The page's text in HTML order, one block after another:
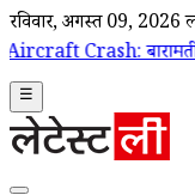
रविवार, अगस्त 09, 2026
एयरपोर्ट पर बड़ा
☰